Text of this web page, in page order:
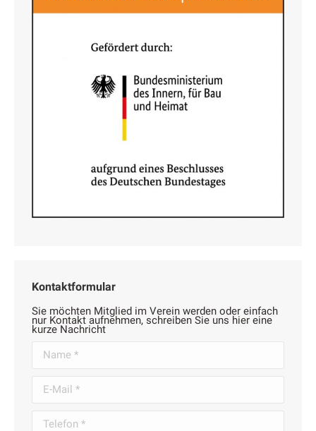
Kontaktformular
Sie möchten Mitglied im Verein werden oder einfach
nur Kontakt aufnehmen, schreiben Sie uns hier eine
kurze Nachricht
Name *
E-Mail *
Telefon *